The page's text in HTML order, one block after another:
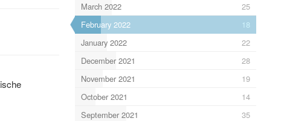
March 2022
25
February 2022
18
January 2022
22
December 2021
28
November 2021
19
October 2021
14
September 2021
35